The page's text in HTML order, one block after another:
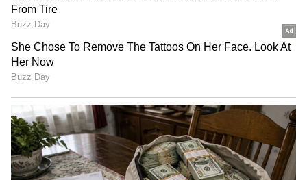
ఏంటి? మనసు ఇంకా వారినే కోరుకుంటున్నట్లా?
3
13
Image Credit :Asianet News